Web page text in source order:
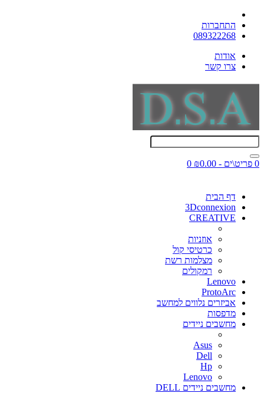
התחברות
089322268
אודות
צרו קשר
0 פריט\ים - ₪0.00 0
דף הבית
3Dconnexion
CREATIVE
אוזניות
כרטיסי קול
מצלמות רשת
רמקולים
Lenovo
ProtoArc
אביזרים נלווים למחשב
מדפסות
מחשבים ניידים
Asus
Dell
Hp
Lenovo
מחשבים ניידים DELL